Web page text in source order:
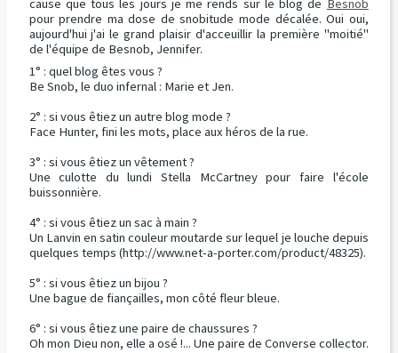
cause que tous les jours je me rends sur le blog de Besnob
pour prendre ma dose de snobitude mode décalée. Oui oui,
aujourd'hui j'ai le grand plaisir d'acceuillir la première "moitié"
de l'équipe de Besnob, Jennifer.
1° : quel blog êtes vous ?
Be Snob, le duo infernal : Marie et Jen.
2° : si vous êtiez un autre blog mode ?
Face Hunter, fini les mots, place aux héros de la rue.
3° : si vous êtiez un vêtement ?
Une culotte du lundi Stella McCartney pour faire l'école
buissonnière.
4° : si vous êtiez un sac à main ?
Un Lanvin en satin couleur moutarde sur lequel je louche depuis
quelques temps (http://www.net-a-porter.com/product/48325).
5° : si vous êtiez un bijou ?
Une bague de fiançailles, mon côté fleur bleue.
6° : si vous êtiez une paire de chaussures ?
Oh mon Dieu non, elle a osé !... Une paire de Converse collector.